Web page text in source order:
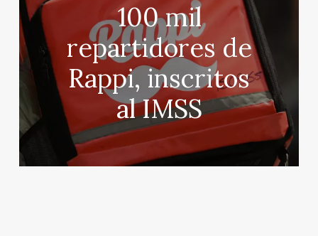
100 mil
repartidores de
Rappi, inscritos
al IMSS